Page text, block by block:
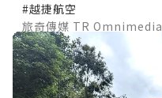
#越捷航空
旅奇傳媒 TR Omnimedia